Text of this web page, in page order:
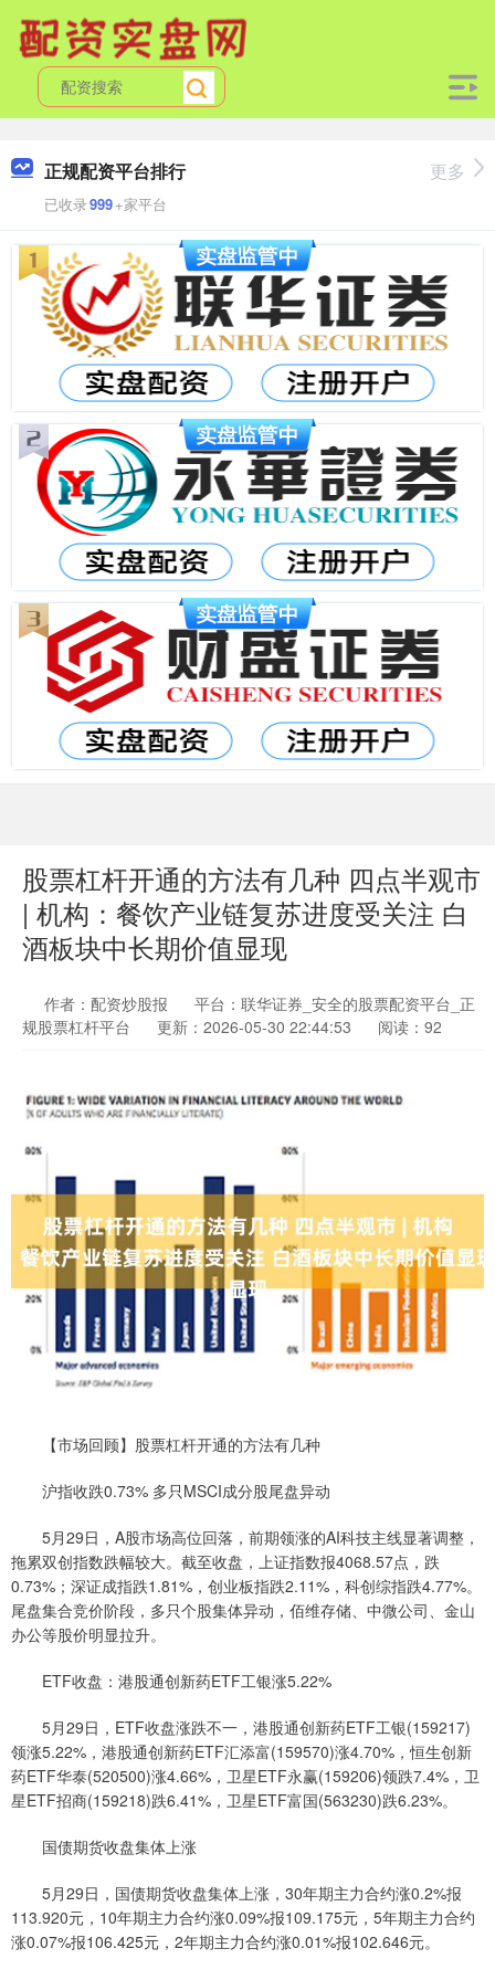
正规配资平台排行
已收录999+家平台
更多
股票杠杆开通的方法有几种 四点半观市
| 机构：餐饮产业链复苏进度受关注 白
酒板块中长期价值显现
作者：配资炒股报
平台：联华证券_安全的股票配资平台_正
规股票杠杆平台
更新：2026-05-30 22:44:53 阅读：92
【市场回顾】股票杠杆开通的方法有几种
沪指收跌0.73% 多只MSCI成分股尾盘异动
5月29日，A股市场高位回落，前期领涨的AI科技主线显著调整，
拖累双创指数跌幅较大。截至收盘，上证指数报4068.57点，跌
0.73%；深证成指跌1.81%，创业板指跌2.11%，科创综指跌4.77%。
尾盘集合竞价阶段，多只个股集体异动，佰维存储、中微公司、金山
办公等股价明显拉升。
ETF收盘：港股通创新药ETF工银涨5.22%
5月29日，ETF收盘涨跌不一，港股通创新药ETF工银(159217)
领涨5.22%，港股通创新药ETF汇添富(159570)涨4.70%，恒生创新
药ETF华泰(520500)涨4.66%，卫星ETF永赢(159206)领跌7.4%，卫
星ETF招商(159218)跌6.41%，卫星ETF富国(563230)跌6.23%。
国债期货收盘集体上涨
5月29日，国债期货收盘集体上涨，30年期主力合约涨0.2%报
113.920元，10年期主力合约涨0.09%报109.175元，5年期主力合约
涨0.07%报106.425元，2年期主力合约涨0.01%报102.646元。